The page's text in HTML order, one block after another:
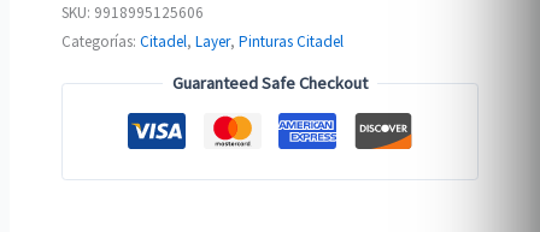
cantidad
SKU: 9918995125606
Categorías:Citadel,Layer,Pinturas Citadel
Guaranteed Safe Checkout